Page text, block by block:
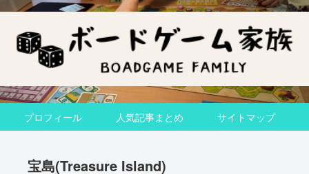
プロフィール 人気記事まとめ サイトマップ
宝島(Treasure Island)